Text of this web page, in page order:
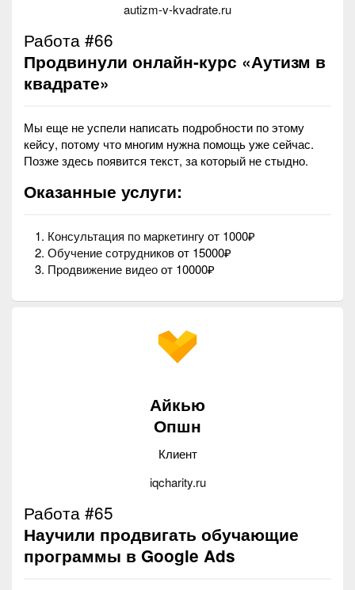
autizm-v-kvadrate.ru
Работа #66
Продвинули онлайн-курс «Аутизм в
квадрате»
Мы еще не успели написать подробности по этому
кейсу, потому что многим нужна помощь уже сейчас.
Позже здесь появится текст, за который не стыдно.
Оказанные услуги:
Консультация по маркетингуот 1000₽
Обучение сотрудниковот 15000₽
Продвижение видеоот 10000₽
Айкью
Опшн
Клиент
iqcharity.ru
Работа #65
Научили продвигать обучающие
программы в Google Ads